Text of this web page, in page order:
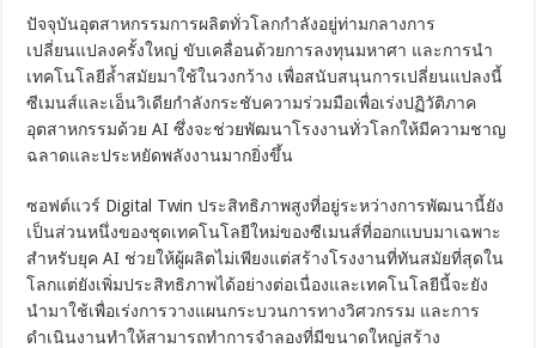
ปัจจุบันอุตสาหกรรมการผลิตทั่วโลกกำลังอยู่ท่ามกลางการ
เปลี่ยนแปลงครั้งใหญ่ ขับเคลื่อนด้วยการลงทุนมหาศา และการนำ
เทคโนโลยีล้ำสมัยมาใช้ในวงกว้าง เพื่อสนับสนุนการเปลี่ยนแปลงนี้
ซีเมนส์และเอ็นวิเดียกำลังกระชับความร่วมมือเพื่อเร่งปฏิวัติภาค
อุตสาหกรรมด้วย AI ซึ่งจะช่วยพัฒนาโรงงานทั่วโลกให้มีความชาญ
ฉลาดและประหยัดพลังงานมากยิ่งขึ้น
ซอฟต์แวร์ Digital Twin ประสิทธิภาพสูงที่อยู่ระหว่างการพัฒนานี้ยัง
เป็นส่วนหนึ่งของชุดเทคโนโลยีใหม่ของซีเมนส์ที่ออกแบบมาเฉพาะ
สำหรับยุค AI ช่วยให้ผู้ผลิตไม่เพียงแต่สร้างโรงงานที่ทันสมัยที่สุดใน
โลกแต่ยังเพิ่มประสิทธิภาพได้อย่างต่อเนื่องและเทคโนโลยีนี้จะยัง
นำมาใช้เพื่อเร่งการวางแผนกระบวนการทางวิศวกรรม และการ
ดำเนินงานทำให้สามารถทำการจำลองที่มีขนาดใหญ่สร้าง